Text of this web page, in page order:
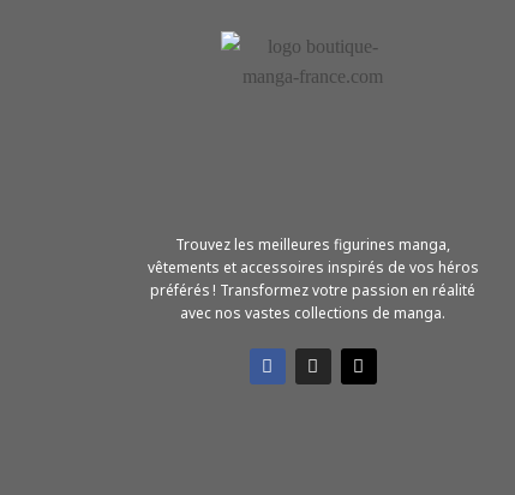
Trouvez les meilleures figurines manga,
vêtements et accessoires inspirés de vos héros
préférés ! Transformez votre passion en réalité
avec nos vastes collections de manga.